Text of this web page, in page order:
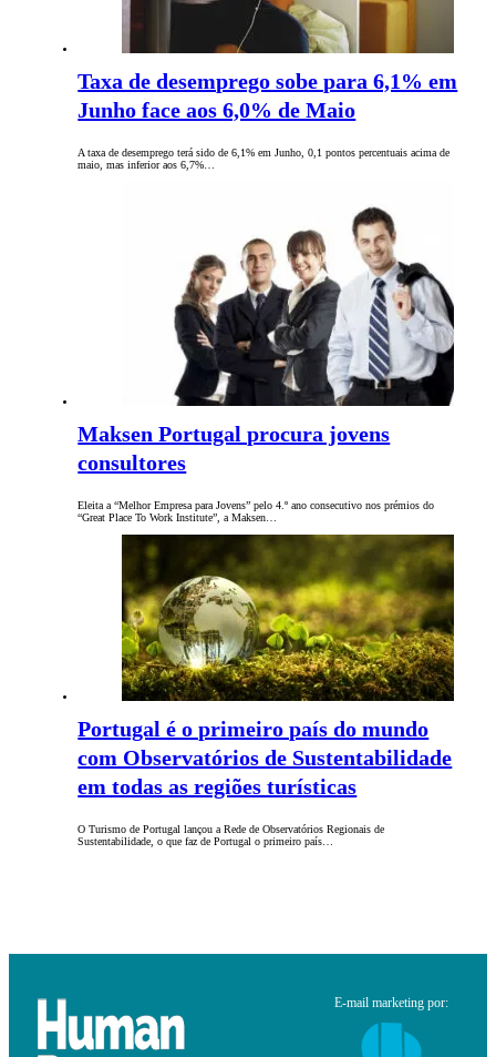
Taxa de desemprego sobe para 6,1% em
Junho face aos 6,0% de Maio
A taxa de desemprego terá sido de 6,1% em Junho, 0,1 pontos percentuais acima de
maio, mas inferior aos 6,7%…
Maksen Portugal procura jovens
consultores
Eleita a “Melhor Empresa para Jovens” pelo 4.º ano consecutivo nos prémios do
“Great Place To Work Institute”, a Maksen…
Portugal é o primeiro país do mundo
com Observatórios de Sustentabilidade
em todas as regiões turísticas
O Turismo de Portugal lançou a Rede de Observatórios Regionais de
Sustentabilidade, o que faz de Portugal o primeiro país…
E-mail marketing por: